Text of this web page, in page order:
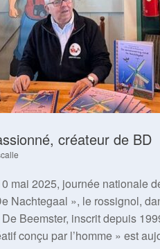
créateur de BD
mai 2025, journée nationale
Nachtegaal », le rossignol,
Beemster, inscrit depuis
conçu par l’homme » est